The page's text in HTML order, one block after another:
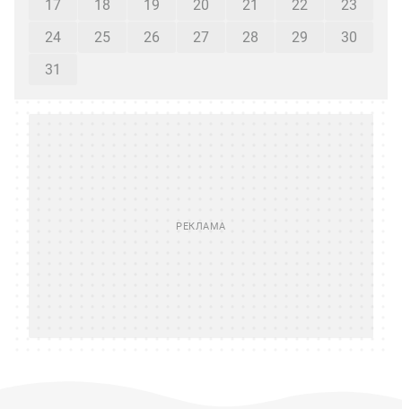
17
18 19 20 21 22
23
24
25 26 27 28 29
30
31